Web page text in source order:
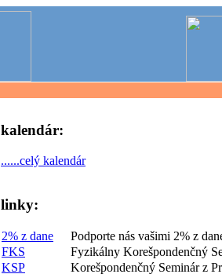
kalendár:
......celý kalendár
linky:
2% z dane
Podporte nás vašimi 2% z
FKS
Fyzikálny Korešpondenčný
KSP
Korešpondenčný Seminár z